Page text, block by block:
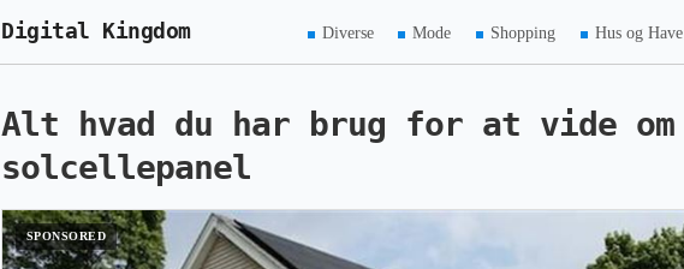
Digital Kingdom Diverse Mode Shopping Hus og Have
Alt hvad du har brug for at vide om
solcellepanel